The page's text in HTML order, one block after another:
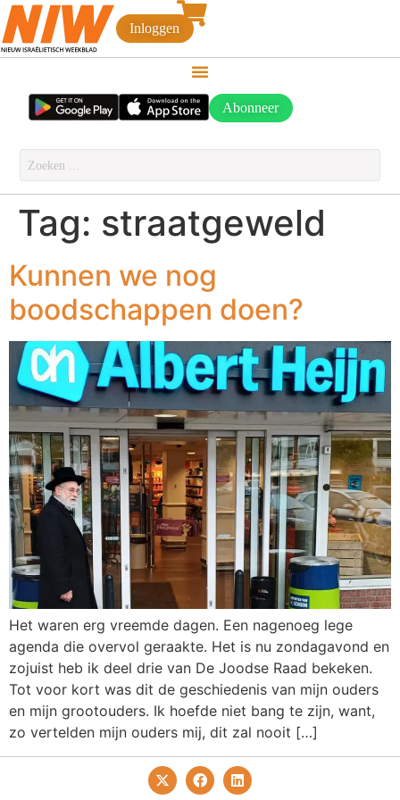
Inloggen
Abonneer
Tag: straatgeweld
Kunnen we nog
boodschappen doen?
Het waren erg vreemde dagen. Een nagenoeg lege
agenda die overvol geraakte. Het is nu zondagavond en
zojuist heb ik deel drie van De Joodse Raad bekeken.
Tot voor kort was dit de geschiedenis van mijn ouders
en mijn grootouders. Ik hoefde niet bang te zijn, want,
zo vertelden mijn ouders mij, dit zal nooit […]